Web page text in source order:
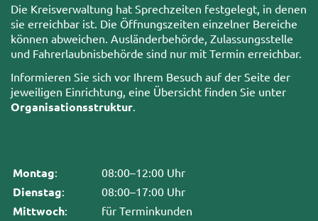
Die Kreisverwaltung hat Sprechzeiten festgelegt, in denen
sie erreichbar ist. Die Öffnungszeiten einzelner Bereiche
können abweichen. Ausländerbehörde, Zulassungsstelle
und Fahrerlaubnisbehörde sind nur mit Termin erreichbar.
Informieren Sie sich vor Ihrem Besuch auf der Seite der
jeweiligen Einrichtung, eine Übersicht finden Sie unter
Organisationsstruktur
Montag: 08:00–12:00 Uhr
Dienstag: 08:00–17:00 Uhr
Mittwoch: für Terminkunden